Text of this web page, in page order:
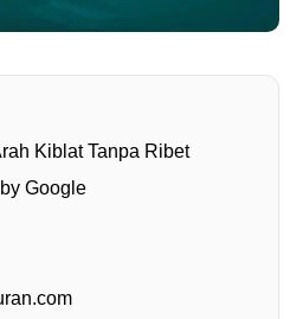
Kiblat Tanpa Ribet
Google